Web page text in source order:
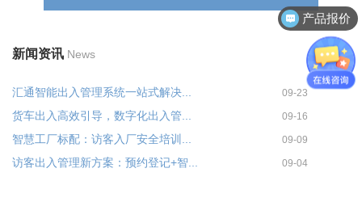
新闻资讯 News
汇通智能出入管理系统一站式解决... 09-23
货车出入高效引导，数字化出入管... 09-16
智慧工厂标配：访客入厂安全培训... 09-09
访客出入管理新方案：预约登记+智... 09-04
产品报价